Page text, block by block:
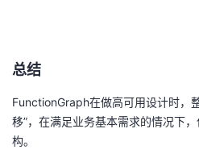
总结
FunctionGraph在做高可用设计时，
移”，在满足业务基本需求的情况下
构。